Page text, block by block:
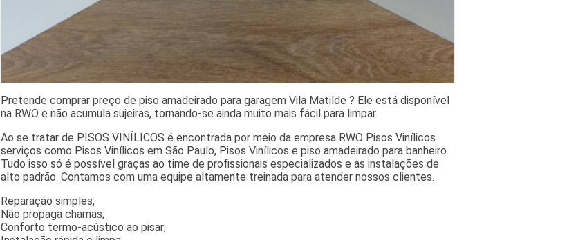
Pretende comprar preço de piso amadeirado para garagem Vila Matilde ? Ele está disponível
na RWO e não acumula sujeiras, tornando-se ainda muito mais fácil para limpar.
Ao se tratar de PISOS VINÍLICOS é encontrada por meio da empresa RWO Pisos Vinílicos
serviços como Pisos Vinílicos em São Paulo, Pisos Vinílicos e piso amadeirado para banheiro.
Tudo isso só é possível graças ao time de profissionais especializados e as instalações de
alto padrão. Contamos com uma equipe altamente treinada para atender nossos clientes.
Reparação simples;
Não propaga chamas;
Conforto termo-acústico ao pisar;